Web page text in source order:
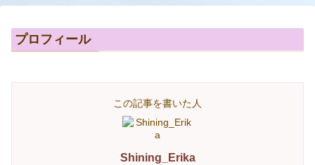
プロフィール
この記事を書いた人
Shining_Erika